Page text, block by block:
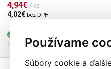
Používame
Súbory cookie a
druhov plynov.
4,94€ / ks
4,02€ bez DPH
12.08.2026 môže byť u Vás